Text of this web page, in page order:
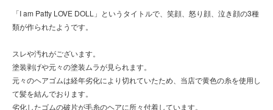
「I am Patty LOVE DOLL」というタイトルで、笑顔、怒り顔、泣き顔の3種
類が作られたようです。
スレや汚れがございます。
塗装剥げや元々の塗装ムラが見られます。
元々のヘアゴムは経年劣化により切れていたため、当店で黄色の糸を使用し
て髪を結んでおります。
劣化したゴムの破片が毛糸のヘアに所々付着しています。